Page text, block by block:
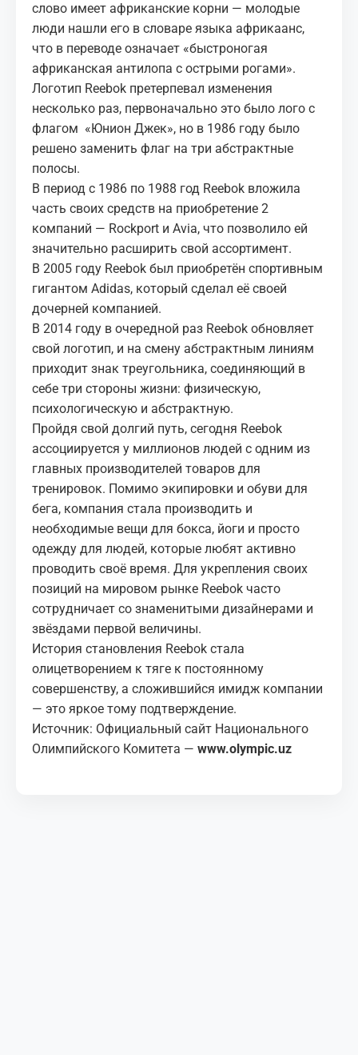
слово имеет африканские корни — молодые
люди нашли его в словаре языка африкаанс,
что в переводе означает «быстроногая
африканская антилопа с острыми рогами».
Логотип Reebok претерпевал изменения
несколько раз, первоначально это было лого с
флагом «Юнион Джек», но в 1986 году было
решено заменить флаг на три абстрактные
полосы.
В период с 1986 по 1988 год Reebok вложила
часть своих средств на приобретение 2
компаний — Rockport и Avia, что позволило ей
значительно расширить свой ассортимент.
В 2005 году Reebok был приобретён спортивным
гигантом Adidas, который сделал её своей
дочерней компанией.
В 2014 году в очередной раз Reebok обновляет
свой логотип, и на смену абстрактным линиям
приходит знак треугольника, соединяющий в
себе три стороны жизни: физическую,
психологическую и абстрактную.
Пройдя свой долгий путь, сегодня Reebok
ассоциируется у миллионов людей с одним из
главных производителей товаров для
тренировок. Помимо экипировки и обуви для
бега, компания стала производить и
необходимые вещи для бокса, йоги и просто
одежду для людей, которые любят активно
проводить своё время. Для укрепления своих
позиций на мировом рынке Reebok часто
сотрудничает со знаменитыми дизайнерами и
звёздами первой величины.
История становления Reebok стала
олицетворением к тяге к постоянному
совершенству, а сложившийся имидж компании
— это яркое тому подтверждение.
Источник: Официальный сайт Национального
Олимпийского Комитета — www.olympic.uz